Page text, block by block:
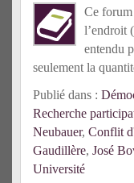
Ce forum
l’endroit
entendu
seulement la
Publié dans :
Recherche
Neubauer, Conflit
Gaudillère, José
Université